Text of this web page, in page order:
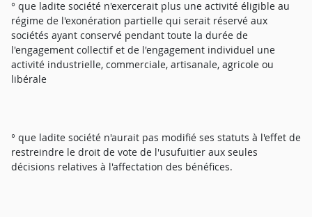
° que ladite société n'exercerait plus une activité éligible au
régime de l'exonération partielle qui serait réservé aux
sociétés ayant conservé pendant toute la durée de
l'engagement collectif et de l'engagement individuel une
activité industrielle, commerciale, artisanale, agricole ou
libérale
° que ladite société n'aurait pas modifié ses statuts à l'effet de
restreindre le droit de vote de l'usufuitier aux seules
décisions relatives à l'affectation des bénéfices.